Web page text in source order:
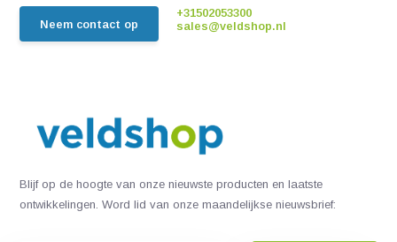
Neem contact op
+31502053300
sales@veldshop.nl
Blijf op de hoogte van onze nieuwste producten en laatste
ontwikkelingen. Word lid van onze maandelijkse nieuwsbrief: